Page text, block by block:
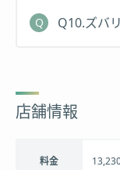
Q10.ズバ
店舗情報
料金